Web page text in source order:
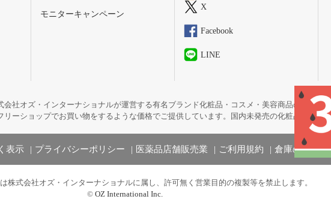
モニターキャンペーン
X
Facebook
LINE
会社オズ・インターナショナルが運営する有名ブランド化粧品・コスメ・美容商品の通販サ
ーショップでお買い物をするような価格でご提供しています。国内未発売の化粧品も取り揃
表示 プライバシーポリシー 医薬品店舗販売業 ご利用規約 倉庫の管理体
株式会社オズ・インターナショナルに属し、許可無く営業目的の複製等を禁止します。
© OZ International Inc.